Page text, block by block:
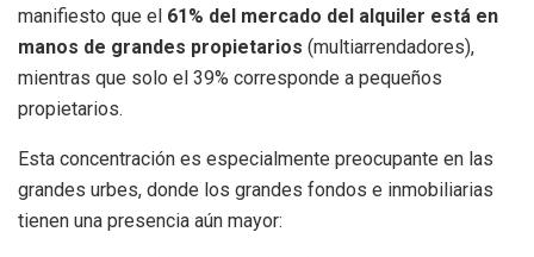
manifiesto que el 61% del mercado del alquiler está en
manos de grandes propietarios (multiarrendadores),
mientras que solo el 39% corresponde a pequeños
propietarios.
Esta concentración es especialmente preocupante en las
grandes urbes, donde los grandes fondos e inmobiliarias
tienen una presencia aún mayor: